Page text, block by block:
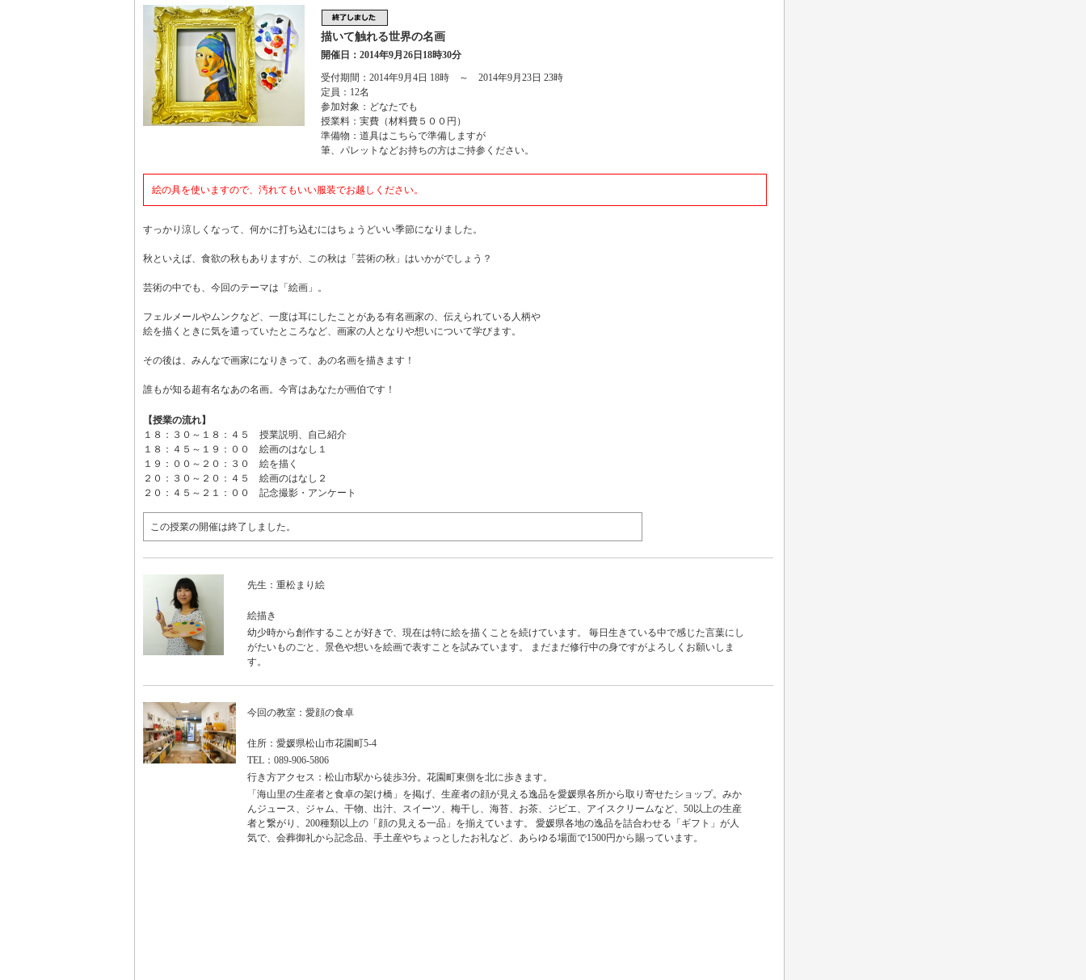
描いて触れる世界の名画
開催日：2014年9月26日18時30分
受付期間：2014年9月4日 18時 ～ 2014年9月23日 23時
定員：12名
参加対象：どなたでも
授業料：実費（材料費５００円）
準備物：道具はこちらで準備しますが
筆、パレットなどお持ちの方はご持参ください。
絵の具を使いますので、汚れてもいい服装でお越しください。
すっかり涼しくなって、何かに打ち込むにはちょうどいい季節になりました。
秋といえば、食欲の秋もありますが、この秋は「芸術の秋」はいかがでしょう？
芸術の中でも、今回のテーマは「絵画」。
フェルメールやムンクなど、一度は耳にしたことがある有名画家の、伝えられている人柄や
絵を描くときに気を遣っていたところなど、画家の人となりや想いについて学びます。
その後は、みんなで画家になりきって、あの名画を描きます！
誰もが知る超有名なあの名画。今宵はあなたが画伯です！
【授業の流れ】
１８：３０～１８：４５ 授業説明、自己紹介
１８：４５～１９：００ 絵画のはなし１
１９：００～２０：３０ 絵を描く
２０：３０～２０：４５ 絵画のはなし２
２０：４５～２１：００ 記念撮影・アンケート
この授業の開催は終了しました。
先生：重松まり絵
絵描き
幼少時から創作することが好きで、現在は特に絵を描くことを続けています。 毎日生きている中で感じた言葉にし
がたいものごと、景色や想いを絵画で表すことを試みています。 まだまだ修行中の身ですがよろしくお願いしま
す。
今回の教室：愛顔の食卓
住所：愛媛県松山市花園町5-4
TEL：089-906-5806
行き方アクセス：松山市駅から徒歩3分。花園町東側を北に歩きます。
「海山里の生産者と食卓の架け橋」を掲げ、生産者の顔が見える逸品を愛媛県各所から取り寄せたショップ。みか
んジュース、ジャム、干物、出汁、スイーツ、梅干し、海苔、お茶、ジビエ、アイスクリームなど、50以上の生産
者と繋がり、200種類以上の「顔の見える一品」を揃えています。 愛媛県各地の逸品を詰合わせる「ギフト」が人
気で、会葬御礼から記念品、手土産やちょっとしたお礼など、あらゆる場面で1500円から賜っています。